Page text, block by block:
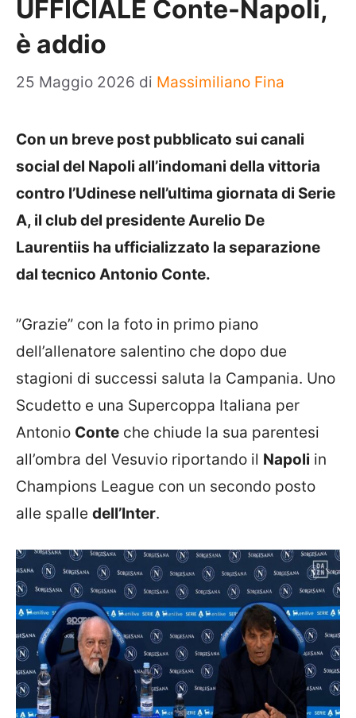
UFFICIALE Conte-Napoli,
è addio
25 Maggio 2026 di Massimiliano Fina
Con un breve post pubblicato sui canali
social del Napoli all’indomani della vittoria
contro l’Udinese nell’ultima giornata di Serie
A, il club del presidente Aurelio De
Laurentiis ha ufficializzato la separazione
dal tecnico Antonio Conte.
”Grazie” con la foto in primo piano
dell’allenatore salentino che dopo due
stagioni di successi saluta la Campania. Uno
Scudetto e una Supercoppa Italiana per
Antonio Conte che chiude la sua parentesi
all’ombra del Vesuvio riportando il Napoli in
Champions League con un secondo posto
alle spalle dell’Inter.